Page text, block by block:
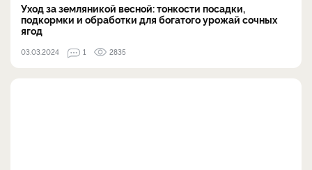
Уход за земляникой весной: тонкости посадки,
подкормки и обработки для богатого урожай сочных
ягод
03.03.2024 1 2835